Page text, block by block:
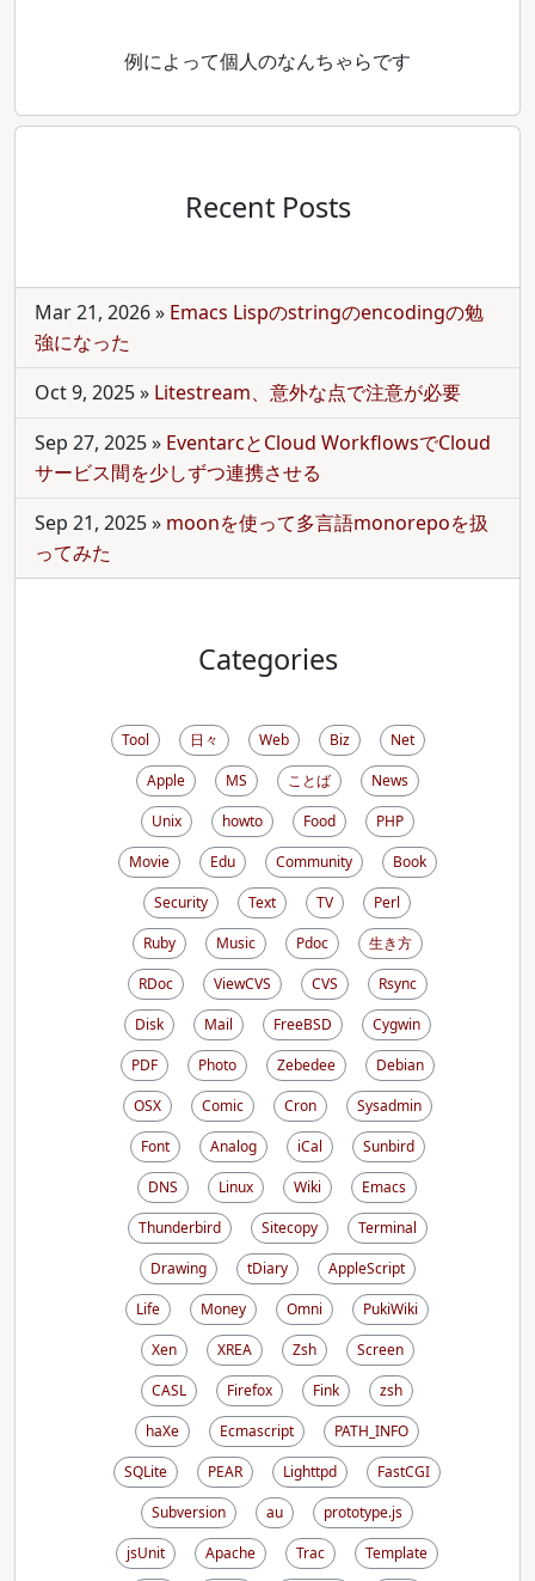
例によって個人のなんちゃらです
Recent Posts
Mar 21, 2026» Emacs Lispのstringのencodingの勉
強になった
Oct 9, 2025» Litestream、意外な点で注意が必要
Sep 27, 2025» EventarcとCloud WorkflowsでCloud
サービス間を少しずつ連携させる
Sep 21, 2025» moonを使って多言語monorepoを扱
ってみた
Categories
Tool 日々 Web Biz
Net
Apple
MS ことば
News
Unix
howto Food
PHP
Movie
Edu Community
Book
Security
Text TV
Perl
Ruby
Music Pdoc
生き方
RDoc
ViewCVS CVS
Rsync
Disk
Mail FreeBSD
Cygwin
PDF
Photo Zebedee
Debian
OSX
Comic Cron
Sysadmin
Font
Analog iCal
Sunbird
DNS
Linux Wiki
Emacs
Thunderbird
Sitecopy
Terminal
Drawing
tDiary
AppleScript
Life
Money Omni
PukiWiki
Xen
XREA Zsh
Screen
CASL
Firefox Fink
zsh
haXe
Ecmascript
PATH_INFO
SQLite
PEAR Lighttpd
FastCGI
Subversion
au
prototype.js
jsUnit
Apache Trac
Template